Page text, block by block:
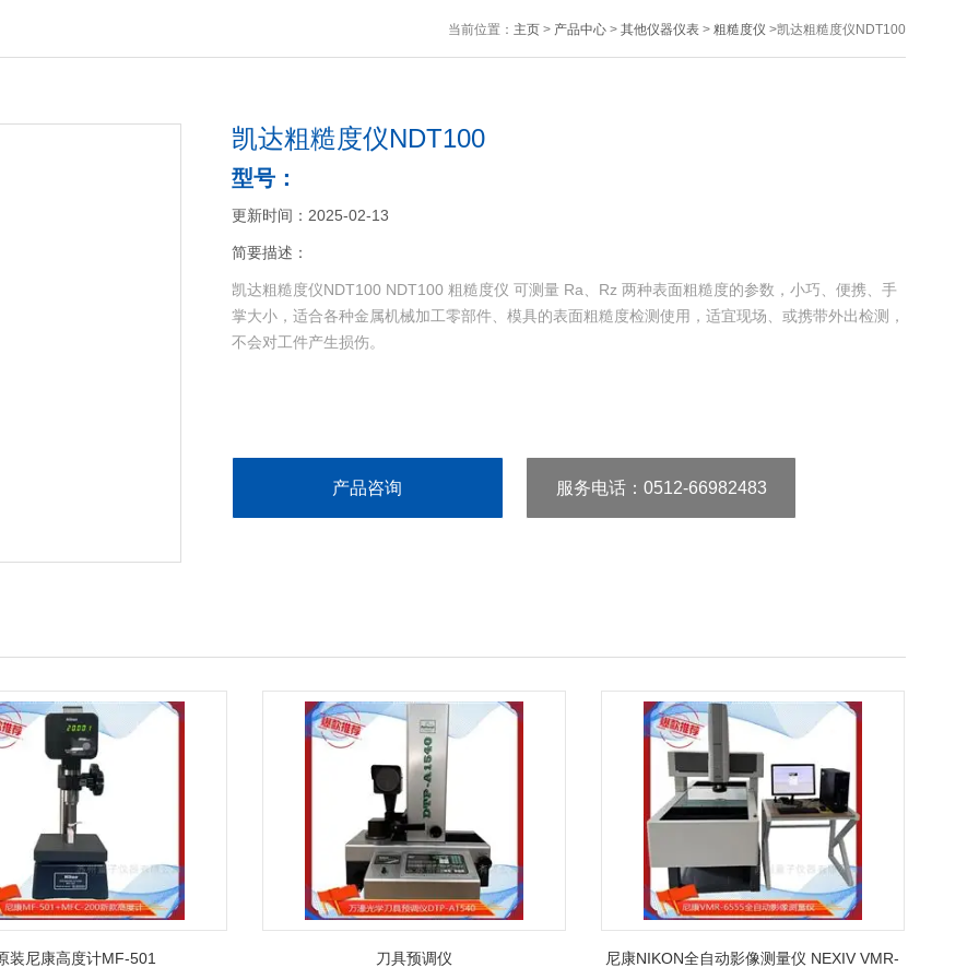
当前位置： 主页> 产品中心> 其他仪器仪表> 粗糙度仪 >凯达粗糙度仪NDT100
凯达粗糙度仪NDT100
型号：
更新时间：2025-02-13
简要描述：
凯达粗糙度仪NDT100 NDT100 粗糙度仪 可测量 Ra、Rz 两种表面粗糙度的参数，小巧、便携、手
掌大小，适合各种金属机械加工零部件、模具的表面粗糙度检测使用，适宜现场、或携带外出检测，
不会对工件产生损伤。
产品咨询 服务电话：0512-66982483
装尼康高度计MF-501 刀具预调仪 尼康NIKON全自动影像测量仪 NEXIV VMR-